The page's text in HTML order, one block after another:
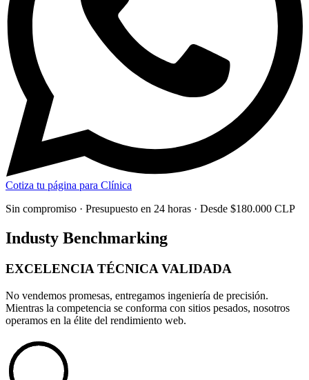
Cotiza tu página para Clínica
Sin compromiso · Presupuesto en 24 horas · Desde $180.000 CLP
Industy Benchmarking
EXCELENCIA TÉCNICA VALIDADA
No vendemos promesas, entregamos ingeniería de precisión.
Mientras la competencia se conforma con sitios pesados, nosotros
operamos en la élite del rendimiento web.